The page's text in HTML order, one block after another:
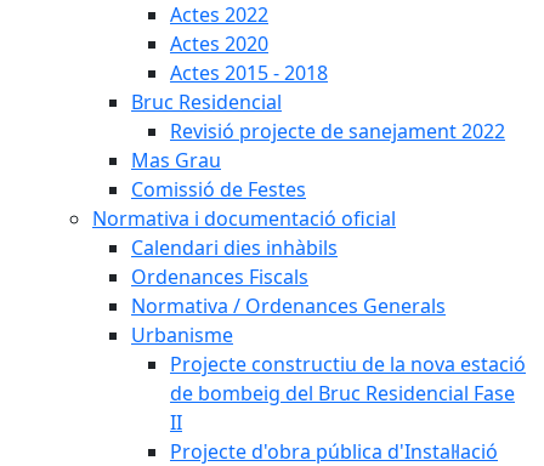
Actes 2022
Actes 2020
Actes 2015 - 2018
Bruc Residencial
Revisió projecte de sanejament 2022
Mas Grau
Comissió de Festes
Normativa i documentació oficial
Calendari dies inhàbils
Ordenances Fiscals
Normativa / Ordenances Generals
Urbanisme
Projecte constructiu de la nova estació
de bombeig del Bruc Residencial Fase
II
Projecte d'obra pública d'Instal·lació